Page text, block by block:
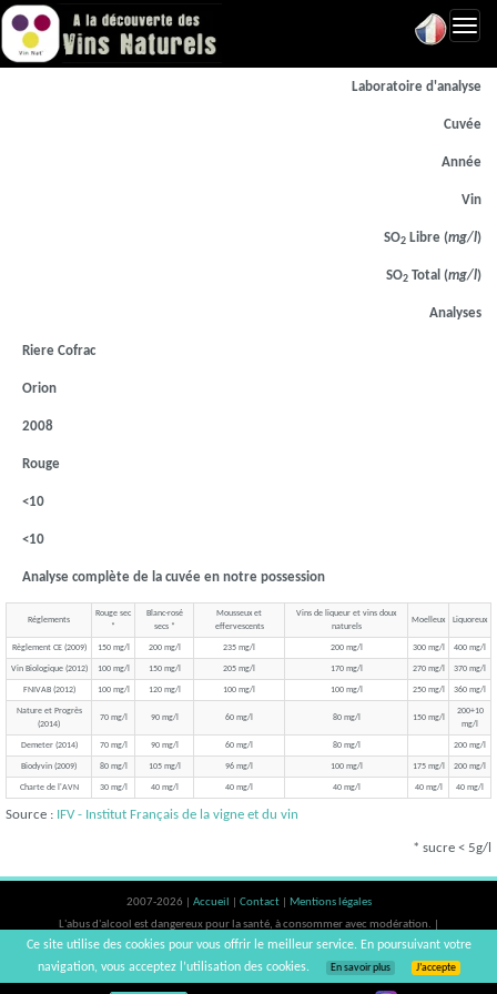
Laboratoire d'analyse
Cuvée
Année
Vin
SO2 Libre (mg/l)
SO2 Total (mg/l)
Analyses
Riere Cofrac
Orion
2008
Rouge
<10
<10
Analyse complète de la cuvée en notre possession
Réglements
Rouge sec
*
Blanc-rosé
secs *
Mousseux et
effervescents
Vins de liqueur et vins doux
naturels
Moelleux Liquoreux
Règlement CE (2009) 150 mg/l 200 mg/l 235 mg/l 200 mg/l 300 mg/l 400 mg/l
Vin Biologique (2012) 100 mg/l 150 mg/l 205 mg/l 170 mg/l 270 mg/l 370 mg/l
FNIVAB (2012) 100 mg/l 120 mg/l 100 mg/l 100 mg/l 250 mg/l 360 mg/l
Nature et Progrès
(2014)
70 mg/l 90 mg/l 60 mg/l 80 mg/l 150 mg/l
200+10
mg/l
Demeter (2014) 70 mg/l 90 mg/l 60 mg/l 80 mg/l 200 mg/l
Biodyvin (2009) 80 mg/l 105 mg/l 96 mg/l 100 mg/l 175 mg/l 200 mg/l
Charte de l'AVN 30 mg/l 40 mg/l 40 mg/l 40 mg/l 40 mg/l 40 mg/l
Source : IFV - Institut Français de la vigne et du vin
* sucre < 5g/l
2007-2026 | Accueil Contact
Mentions légales
L'abus d'alcool est dangereux pour la santé, à consommer avec modération. |
vinsnaturels | v3.12
Ce site utilise des cookies pour vous offrir le meilleur service. En poursuivant votre
navigation, vous acceptez l’utilisation des cookies.
En savoir plus J’accepte